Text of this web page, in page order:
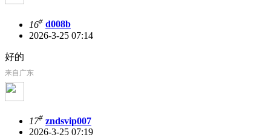
16# d008b
2026-3-25 07:14
好的
来自广东
17# zndsvip007
2026-3-25 07:19